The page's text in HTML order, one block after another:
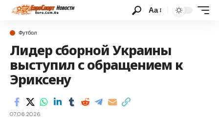
Аа
Футбол
Лидер сборной Украины
выступил с обращением к
Эриксену
07.06.2026